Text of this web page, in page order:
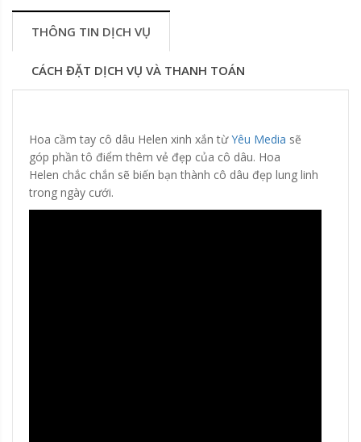
THÔNG TIN DỊCH VỤ
CÁCH ĐẶT DỊCH VỤ VÀ THANH TOÁN
Hoa cầm tay cô dâu Helen xinh xắn từYêu Media sẽ
góp phần tô điểm thêm vẻ đẹp của cô dâu. Hoa
Helen chắc chắn sẽ biến bạn thành cô dâu đẹp lung linh
trong ngày cưới.